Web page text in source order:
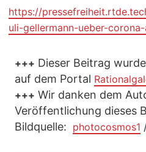
https://
uli-gellermann-ueber-
+++ Dieser Beitrag
auf dem Portal
+++ Wir danken dem
Veröffentlichung dieses
Bildquelle: photocosmos1